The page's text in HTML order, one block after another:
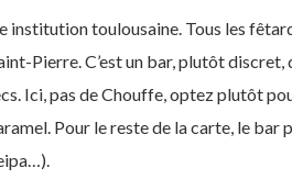
institution toulousaine. Tous les
Pierre. C’est un bar, plutôt discret,
Ici, pas de Chouffe, optez plutôt
Pour le reste de la carte, le